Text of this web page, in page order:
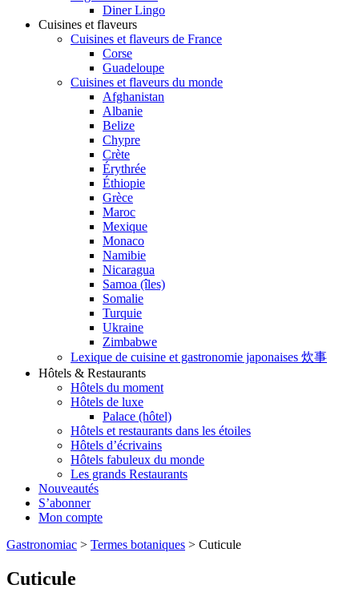
Diner Lingo
Cuisines et flaveurs
Cuisines et flaveurs de France
Corse
Guadeloupe
Cuisines et flaveurs du monde
Afghanistan
Albanie
Belize
Chypre
Crète
Érythrée
Éthiopie
Grèce
Maroc
Mexique
Monaco
Namibie
Nicaragua
Samoa (îles)
Somalie
Turquie
Ukraine
Zimbabwe
Lexique de cuisine et gastronomie japonaises 炊事
Hôtels & Restaurants
Hôtels du moment
Hôtels de luxe
Palace (hôtel)
Hôtels et restaurants dans les étoiles
Hôtels d’écrivains
Hôtels fabuleux du monde
Les grands Restaurants
Nouveautés
S’abonner
Mon compte
Gastronomiac > Termes botaniques > Cuticule
Cuticule